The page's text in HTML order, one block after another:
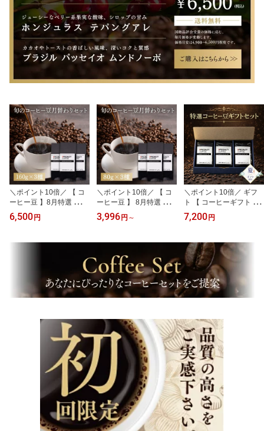
＼ポイント10倍／ 【 コ
ーヒー豆 】8月特選 スペ
シャルティコーヒー豆 高
級 セット 160g×3種 飲み
ギフト 人気 お試し 福袋
ゃれ 珈琲豆 珈琲専門店
限定 希少 新豆
6,500 円
＼ポイント10倍／ 【 コ
ーヒー豆 】 8月特選 スペ
シャルティコーヒー豆 高
級 セット 80g×3種 飲み
深煎り 中煎り ギフト 人
ト 贈答用 おしゃれ 珈琲
豆 珈琲専門店 ポイント
消化 厳選 数量限定 希少
新豆
3,996 円 ～
＼ポイント10倍／ ギフ
ト 【 コーヒーギフト 】
8月特選 スペシャルティ
コーヒー豆 セット 160g
自家焙煎 深煎り 中煎り
ギフト 珈琲豆 プレゼン
ト 人気 お試し 福袋 カフ
ェ ポイント消化 珈琲 セ
ール おしゃれ 贈答用
7,200 円